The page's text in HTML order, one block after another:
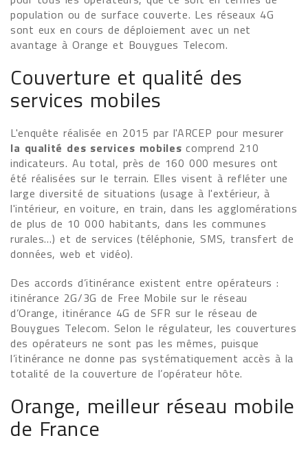
population ou de surface couverte. Les réseaux 4G
sont eux en cours de déploiement avec un net
avantage à Orange et Bouygues Telecom.
Couverture et qualité des
services mobiles
L'enquête réalisée en 2015 par l'ARCEP pour mesurer
la qualité des services mobiles comprend 210
indicateurs. Au total, près de 160 000 mesures ont
été réalisées sur le terrain. Elles visent à refléter une
large diversité de situations (usage à l'extérieur, à
l'intérieur, en voiture, en train, dans les agglomérations
de plus de 10 000 habitants, dans les communes
rurales…) et de services (téléphonie, SMS, transfert de
données, web et vidéo).
Des accords d’itinérance existent entre opérateurs :
itinérance 2G/3G de Free Mobile sur le réseau
d’Orange, itinérance 4G de SFR sur le réseau de
Bouygues Telecom. Selon le régulateur, les couvertures
des opérateurs ne sont pas les mêmes, puisque
l’itinérance ne donne pas systématiquement accès à la
totalité de la couverture de l’opérateur hôte.
Orange, meilleur réseau mobile
de France